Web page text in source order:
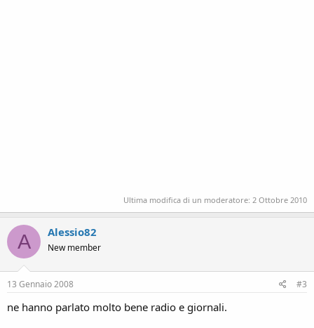
Ultima modifica di un moderatore: 2 Ottobre 2010
A Alessio82
New member
13 Gennaio 2008 #3
ne hanno parlato molto bene radio e giornali.